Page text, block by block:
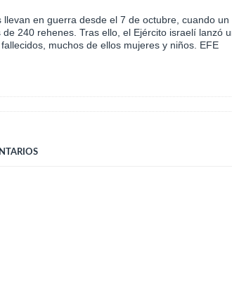
llevan en guerra desde el 7 de octubre, cuando
de 240 rehenes. Tras ello, el Ejército israelí lanzó
muchos de ellos mujeres y niños. EFE